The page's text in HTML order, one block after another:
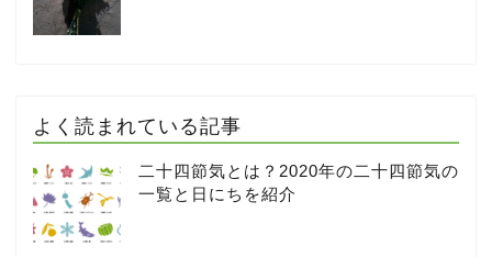
よく読まれている記事
二十四節気とは？2020年の二十四節気の
一覧と日にちを紹介